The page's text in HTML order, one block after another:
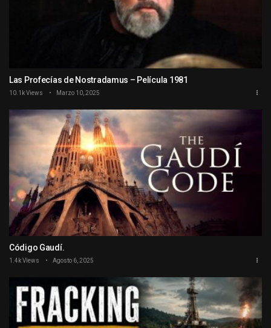
Las Profecías de Nostradamus – Película 1981
10.1k Views Marzo 10, 2025
Código Gaudí.
1.4k Views Agosto 6, 2025